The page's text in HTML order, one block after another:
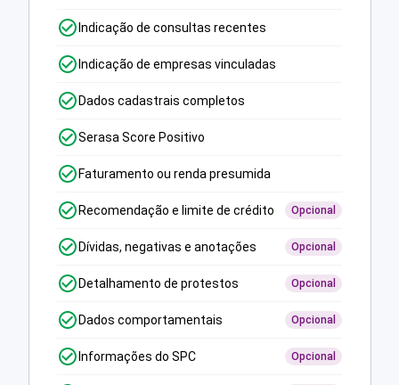
Indicação de consultas recentes
Indicação de empresas vinculadas
Dados cadastrais completos
Serasa Score Positivo
Faturamento ou renda presumida
Recomendação e limite de crédito Opcional
Dívidas, negativas e anotações Opcional
Detalhamento de protestos Opcional
Dados comportamentais Opcional
Informações do SPC Opcional